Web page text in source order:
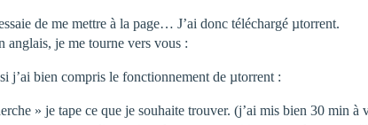
de me mettre à la page… J’ai donc téléchargé µtorrent.
anglais, je me tourne vers vous :
j’ai bien compris le fonctionnement de µtorrent :
» je tape ce que je souhaite trouver. (j’ai mis bien 30